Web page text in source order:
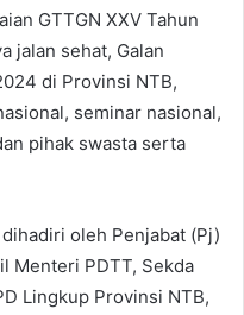
GTTGN XXV Tahun
jalan sehat, Galan
di Provinsi NTB,
seminar nasional,
pihak swasta serta
oleh Penjabat (Pj)
Menteri PDTT, Sekda
Lingkup Provinsi NTB,